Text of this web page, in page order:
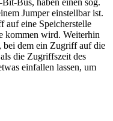
Bus, haben einen sog.
Jumper einstellbar ist.
auf eine Speicherstelle
kommen wird. Weiterhin
bei dem ein Zugriff auf die
die Zugriffszeit des
einfallen lassen, um